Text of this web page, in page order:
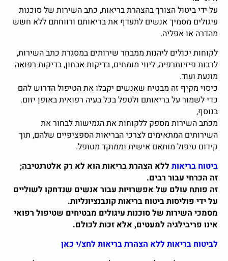
הצורך בהצהרת בריאות, כתב השירות של סוכנות
מסמיך אנשים לתעדף את בריאותם ורווחתם ללא חשש
אפליה.
ליהנות ממבחר שירותים במסגרת כתב השירות,
ליווי מומחים, בדיקות אבחון, בדיקות רפואה
זה מבטיח שאנשים יקבלו את הטיפול הדרוש להם
על בריאותם ולטפל בכל בעיה רפואית באופן יזום.
מספק ללקוחות את הגמישות לבחור את
המתאימים לצרכי הבריאות הספציפיים שלהם, תוך
מותאם אישית וממוקד מטופל.
ללא הצהרת בריאות הוא לא רק אלטרנטיבה;
עבור רבים.
עולם של אפשרויות עבור אנשים שנדחקו לשוליים
ביטוח בריאות קונבנציונליות.
של סוכנות עיגולים מבטיחים שטיפולרפואי
למעטים, אלא זכות לכולם.
ללא הצהרת בריאות לחצ/י כאן